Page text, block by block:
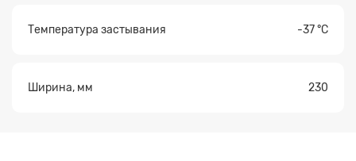
Температура застывания -37 °С
Ширина, мм 230